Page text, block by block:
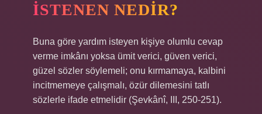
ISTENEN NEDIR?
Buna göre yardım isteyen kişiye olumlu cevap
verme imkânı yoksa ümit verici, güven verici,
güzel sözler söylemeli; onu kırmamaya, kalbini
incitmemeye çalışmalı, özür dilemesini tatlı
sözlerle ifade etmelidir (Şevkânî, III, 250-251).